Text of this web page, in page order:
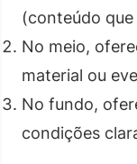
(conteúdo
No meio,
material ou
No fundo,
condições